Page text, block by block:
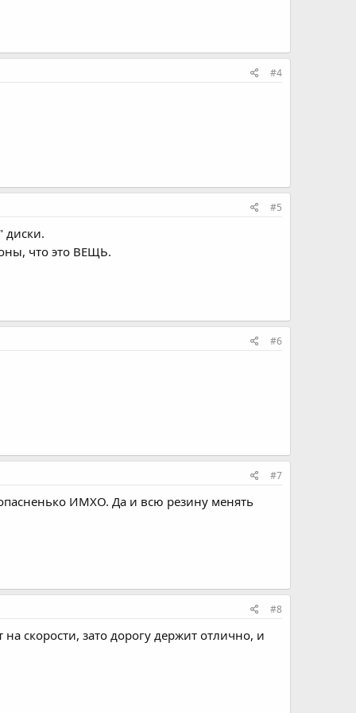
#4
#5
диски.
что это ВЕЩЬ.
#6
#7
ИМХО. Да и всю резину менять
#8
скорости, зато дорогу держит отлично, и